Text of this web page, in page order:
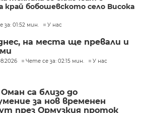
край бобошевското село Висока
за: 01:52 мин. У нас
на места ще превали и
Чете се за: 02:15 мин. У нас
са близо до
за нов временен
през Ормузкия проток